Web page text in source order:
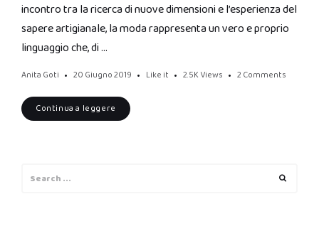
incontro tra la ricerca di nuove dimensioni e l’esperienza del
sapere artigianale, la moda rappresenta un vero e proprio
linguaggio che, di …
Anita Goti 20 Giugno 2019 Like it 2.5K Views 2 Comments
Continua a leggere
for: